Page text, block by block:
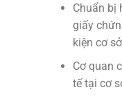
Chuẩn bị
giấy
kiện cơ
Cơ quan
tế tại cơ